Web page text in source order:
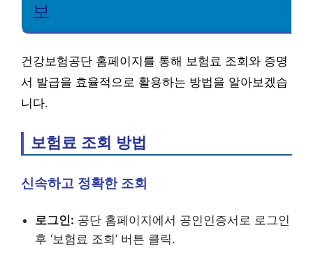
보
건강보험공단 홈페이지를 통해 보험료 조회와 증명
서 발급을 효율적으로 활용하는 방법을 알아보겠습
니다.
보험료 조회 방법
신속하고 정확한 조회
로그인: 공단 홈페이지에서 공인인증서로 로그인
후 ‘보험료 조회’ 버튼 클릭.